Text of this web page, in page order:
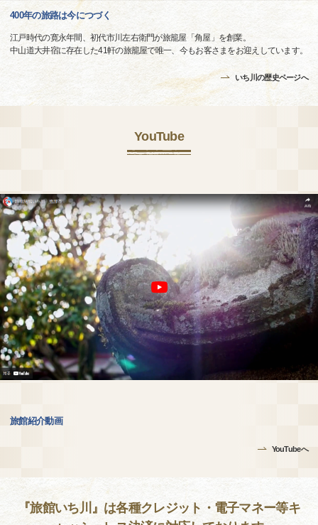
400年の旅路は今につづく
江戸時代の寛永年間、初代市川左右衛門が旅籠屋「角屋」を創業。
中山道大井宿に存在した41軒の旅籠屋で唯一、今もお客さまをお迎えしています。
いち川の歴史ページへ
YouTube
旅館紹介動画
YouTubeへ
『旅館いち川』は各種クレジット・電子マネー等キ